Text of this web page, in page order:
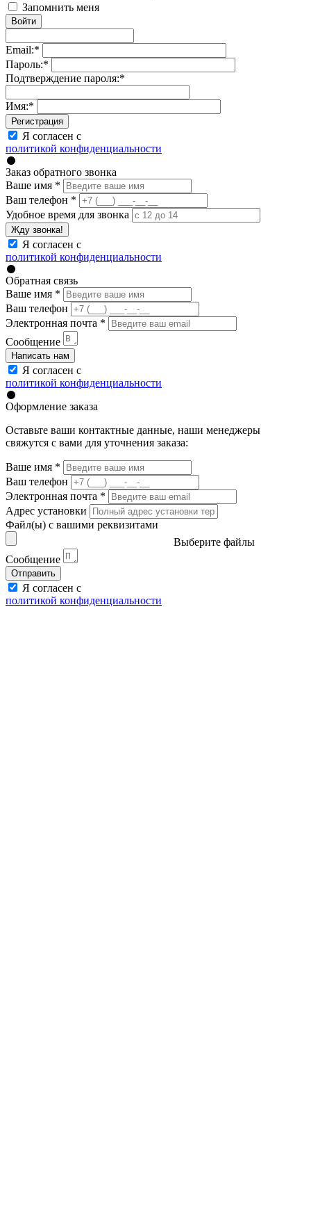
Запомнить меня
Войти
Email:*
Пароль:*
Подтверждение пароля:*
Имя:*
Регистрация
Я согласен с
политикой конфиденциальности
Заказ обратного звонка
Ваше имя *
Ваш телефон *
Удобное время для звонка
Жду звонка!
Я согласен с
политикой конфиденциальности
Обратная связь
Ваше имя *
Ваш телефон
Электронная почта *
Сообщение
Написать нам
Я согласен с
политикой конфиденциальности
Оформление заказа
Оставьте ваши контактные данные, наши менеджеры
свяжутся с вами для уточнения заказа:
Ваше имя *
Ваш телефон
Электронная почта *
Адрес установки
Файл(ы) с вашими реквизитами
Выберите файлы
Сообщение
Отправить
Я согласен с
политикой конфиденциальности